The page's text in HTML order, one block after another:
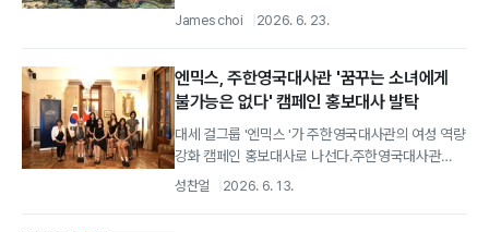
포효가 시작된다.
James choi 2026. 6. 23.
엔믹스, 주한영국대사관 '꿈꾸는 소녀에게
불가능은 없다' 캠페인 홍보대사 발탁
대세 걸그룹 '엔믹스 '가 주한영국대사관의 여성 역량
강화 캠페인 홍보대사로 나선다.주한영국대사관
여성 역량 강화 캠페인 홍보대사 위촉 12일...
성찬얼 2026. 6. 13.